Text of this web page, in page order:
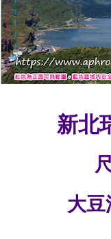
新北
大